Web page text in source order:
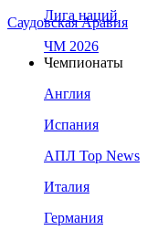
Саудовская Аравия
Лига наций
ЧМ 2026
Чемпионаты
Англия
Испания
АПЛ Top News
Италия
Германия